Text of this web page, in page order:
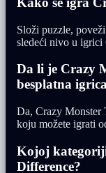
Složi puzzle,
sledeći nivo u igrici
Da li je Crazy
besplatna
Da, Crazy Monster
koju možete igrati
Kojoj
Difference?